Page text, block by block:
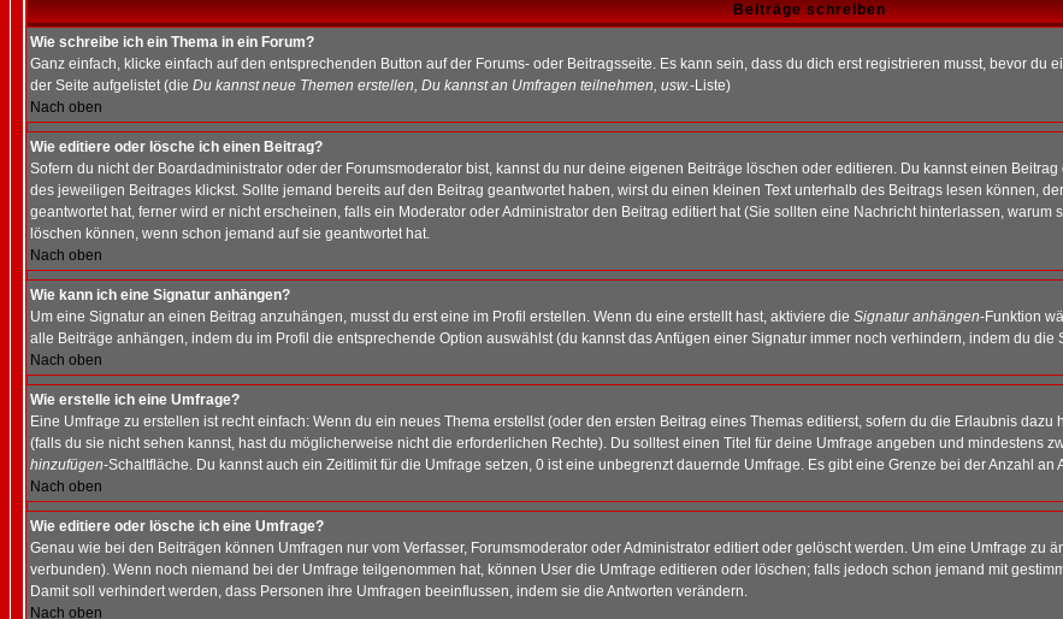
Beiträge schreiben
Wie schreibe ich ein Thema in ein Forum?
Ganz einfach, klicke einfach auf den entsprechenden Button auf der Forums- oder Beitragsseite. Es kann sein, dass du dich erst registrieren musst, bevor
der Seite aufgelistet (die Du kannst neue Themen erstellen, Du kannst an Umfragen teilnehmen, usw.-Liste)
Nach oben
Wie editiere oder lösche ich einen Beitrag?
Sofern du nicht der Boardadministrator oder der Forumsmoderator bist, kannst du nur deine eigenen Beiträge löschen oder editieren. Du kannst einen
des jeweiligen Beitrages klickst. Sollte jemand bereits auf den Beitrag geantwortet haben, wirst du einen kleinen Text unterhalb des Beitrags lesen können,
geantwortet hat, ferner wird er nicht erscheinen, falls ein Moderator oder Administrator den Beitrag editiert hat (Sie sollten eine Nachricht hinterlassen,
löschen können, wenn schon jemand auf sie geantwortet hat.
Nach oben
Wie kann ich eine Signatur anhängen?
Um eine Signatur an einen Beitrag anzuhängen, musst du erst eine im Profil erstellen. Wenn du eine erstellt hast, aktiviere die Signatur anhängen-Funktion
alle Beiträge anhängen, indem du im Profil die entsprechende Option auswählst (du kannst das Anfügen einer Signatur immer noch verhindern, indem du
Nach oben
Wie erstelle ich eine Umfrage?
Eine Umfrage zu erstellen ist recht einfach: Wenn du ein neues Thema erstellst (oder den ersten Beitrag eines Themas editierst, sofern du die Erlaubnis dazu
(falls du sie nicht sehen kannst, hast du möglicherweise nicht die erforderlichen Rechte). Du solltest einen Titel für deine Umfrage angeben und mindestens
hinzufügen-Schaltfläche. Du kannst auch ein Zeitlimit für die Umfrage setzen, 0 ist eine unbegrenzt dauernde Umfrage. Es gibt eine Grenze bei der Anzahl an
Nach oben
Wie editiere oder lösche ich eine Umfrage?
Genau wie bei den Beiträgen können Umfragen nur vom Verfasser, Forumsmoderator oder Administrator editiert oder gelöscht werden. Um eine Umfrage zu
verbunden). Wenn noch niemand bei der Umfrage teilgenommen hat, können User die Umfrage editieren oder löschen; falls jedoch schon jemand mit
Damit soll verhindert werden, dass Personen ihre Umfragen beeinflussen, indem sie die Antworten verändern.
Nach oben